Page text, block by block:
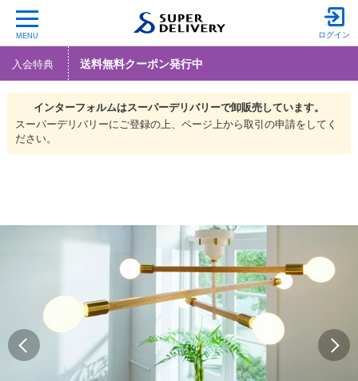
MENU ログイン
入会特典 送料無料クーポン発行中
インターフォルムはスーパーデリバリーで卸販売しています。
スーパーデリバリーにご登録の上、ページ上から取引の申請をしてく
ださい。